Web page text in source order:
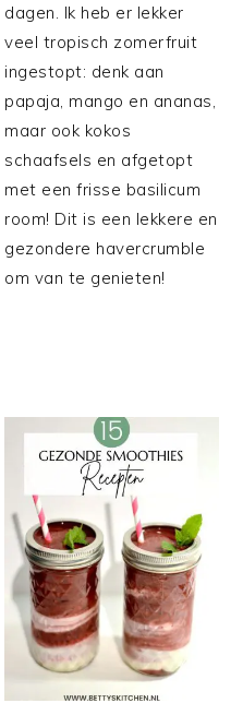
dagen. Ik heb er lekker
veel tropisch zomerfruit
ingestopt: denk aan
papaja, mango en ananas,
maar ook kokos
schaafsels en afgetopt
met een frisse basilicum
room! Dit is een lekkere en
gezondere havercrumble
om van te genieten!